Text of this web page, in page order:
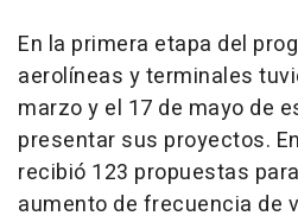
En la primera etapa del
aerolíneas y terminales
marzo y el 17 de mayo de
presentar sus proyectos.
recibió 123 propuestas
aumento de frecuencia de